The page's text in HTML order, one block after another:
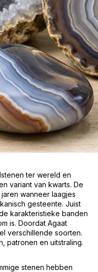
ter wereld en
variant van kwarts. De
wanneer laagjes
gesteente. Juist
karakteristieke banden
is. Doordat Agaat
verschillende soorten.
patronen en uitstraling.
stenen hebben